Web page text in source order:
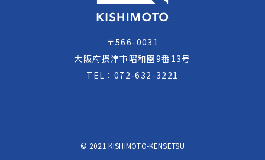
〒566-0031
大阪府摂津市昭和園9番13号
TEL：072-632-3221
© 2021 KISHIMOTO-KENSETSU